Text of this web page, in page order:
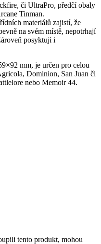
či UltraPro, předčí obaly
Tinman.
materiálů zajistí, že
na svém místě, nepotrhají
posyktují i
mm, je určen pro celou
Dominion, San Juan či
nebo Memoir 44.
tento produkt, mohou